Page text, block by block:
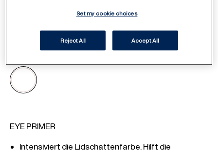
ITEM 01 (CURRENT SLIDE)
ITEM 02
ITEM 03
1 - Transparent Select Shade
Intensiviert die Lidschattenfarbe. Hilft die
Set my cookie choices
Reject All Accept All